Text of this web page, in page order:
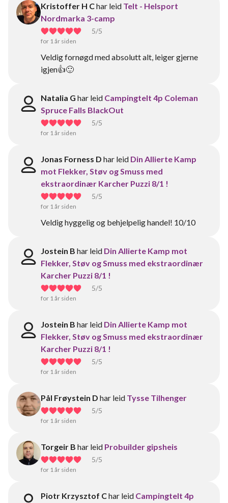
Kristoffer H Char leid Telt - Helsport
Nordmarka 3-camp
5/5
for 1 år siden
Veldig fornøgd med absolutt alt, leiger gjerne
igjen👍🙂
Natalia G har leid Campingtelt 4p Coleman
Spruce Falls BlackOut
5/5
for 1 år siden
Jonas Forness D har leid Din Allierte Kamp
mot Flekker, Støv og Smuss med
ekstraordinær Karcher Puzzi 8/1 !
5/5
for 1 år siden
Veldig hyggelig og behjelpelig handel! 10/10
Jostein B har leid Din Allierte Kamp mot
Flekker, Støv og Smuss med ekstraordinær
Karcher Puzzi 8/1 !
5/5
for 1 år siden
Jostein B har leid Din Allierte Kamp mot
Flekker, Støv og Smuss med ekstraordinær
Karcher Puzzi 8/1 !
5/5
for 1 år siden
Pål Frøystein D har leid Tysse Tilhenger
5/5
for 1 år siden
Torgeir B har leid Probuilder gipsheis
5/5
for 1 år siden
Piotr Krzysztof Char leid Campingtelt 4p